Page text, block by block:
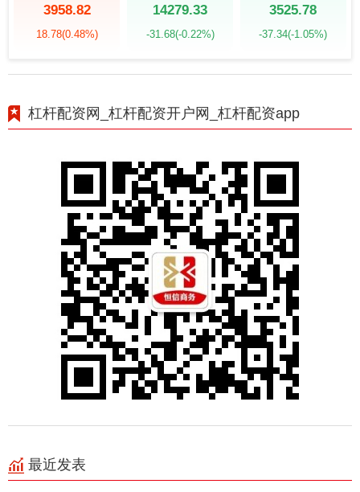
3958.82
18.78(0.48%)
14279.33
-31.68(-0.22%)
3525.78
-37.34(-1.05%)
杠杆配资网_杠杆配资开户网_杠杆配资app
最近发表